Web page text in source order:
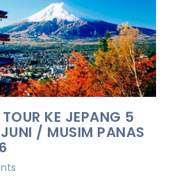
KE JEPANG 5
/ MUSIM PANAS